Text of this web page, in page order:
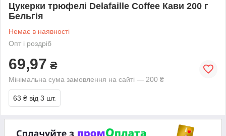
Цукерки трюфелі Delafaille Coffee Кави 200 г
Бельгія
Немає в наявності
Опт і роздріб
69,97 ₴
Мінімальна сума замовлення на сайті — 200 ₴
63 ₴ від 3 шт.